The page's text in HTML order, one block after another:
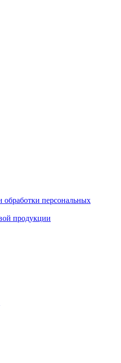
персональных
продукции